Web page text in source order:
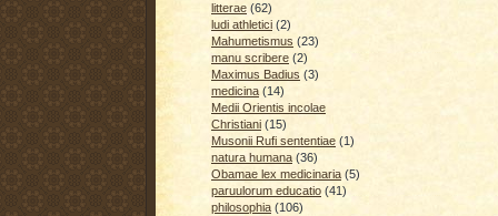
litterae (62)
ludi athletici (2)
Mahumetismus (23)
manu scribere (2)
Maximus Badius (3)
medicina (14)
Medii Orientis incolae
Christiani (15)
Musonii Rufi sententiae (1)
natura humana (36)
Obamae lex medicinaria (5)
paruulorum educatio (41)
philosophia (106)